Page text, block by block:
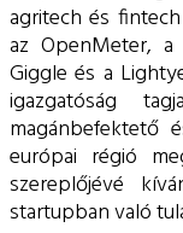
agritech és
az OpenMeter, a
Giggle és a
igazgatóság
magánbefektető
európai régió
szereplőjévé
startupban való